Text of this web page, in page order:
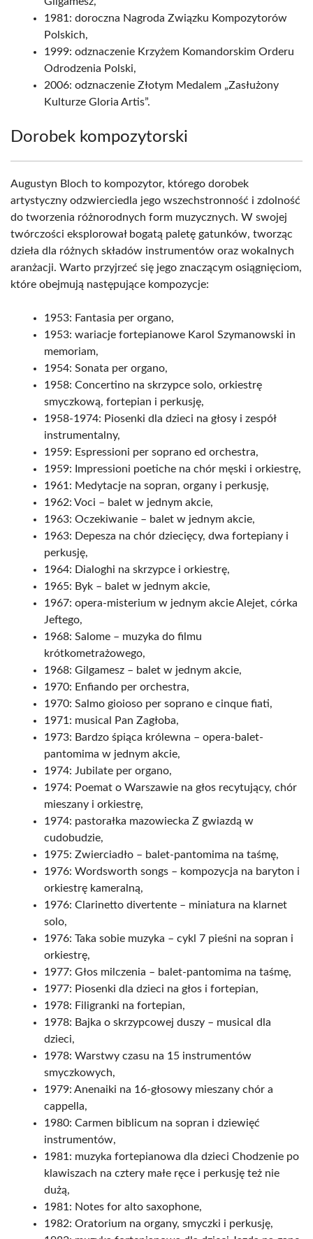
1981: doroczna Nagroda Związku Kompozytorów
Polskich,
1999: odznaczenie Krzyżem Komandorskim Orderu
Odrodzenia Polski,
2006: odznaczenie Złotym Medalem „Zasłużony
Kulturze Gloria Artis”.
Dorobek kompozytorski
Augustyn Bloch to kompozytor, którego dorobek
artystyczny odzwierciedla jego wszechstronność i zdolność
do tworzenia różnorodnych form muzycznych. W swojej
twórczości eksplorował bogatą paletę gatunków, tworząc
dzieła dla różnych składów instrumentów oraz wokalnych
aranżacji. Warto przyjrzeć się jego znaczącym osiągnięciom,
które obejmują następujące kompozycje:
1953: Fantasia per organo,
1953: wariacje fortepianowe Karol Szymanowski in
memoriam,
1954: Sonata per organo,
1958: Concertino na skrzypce solo, orkiestrę
smyczkową, fortepian i perkusję,
1958-1974: Piosenki dla dzieci na głosy i zespół
instrumentalny,
1959: Espressioni per soprano ed orchestra,
1959: Impressioni poetiche na chór męski i orkiestrę,
1961: Medytacje na sopran, organy i perkusję,
1962: Voci – balet w jednym akcie,
1963: Oczekiwanie – balet w jednym akcie,
1963: Depesza na chór dziecięcy, dwa fortepiany i
perkusję,
1964: Dialoghi na skrzypce i orkiestrę,
1965: Byk – balet w jednym akcie,
1967: opera-misterium w jednym akcie Alejet, córka
Jeftego,
1968: Salome – muzyka do filmu
krótkometrażowego,
1968: Gilgamesz – balet w jednym akcie,
1970: Enfiando per orchestra,
1970: Salmo gioioso per soprano e cinque fiati,
1971: musical Pan Zagłoba,
1973: Bardzo śpiąca królewna – opera-balet-
pantomima w jednym akcie,
1974: Jubilate per organo,
1974: Poemat o Warszawie na głos recytujący, chór
mieszany i orkiestrę,
1974: pastorałka mazowiecka Z gwiazdą w
cudobudzie,
1975: Zwierciadło – balet-pantomima na taśmę,
1976: Wordsworth songs – kompozycja na baryton i
orkiestrę kameralną,
1976: Clarinetto divertente – miniatura na klarnet
solo,
1976: Taka sobie muzyka – cykl 7 pieśni na sopran i
orkiestrę,
1977: Głos milczenia – balet-pantomima na taśmę,
1977: Piosenki dla dzieci na głos i fortepian,
1978: Filigranki na fortepian,
1978: Bajka o skrzypcowej duszy – musical dla
dzieci,
1978: Warstwy czasu na 15 instrumentów
smyczkowych,
1979: Anenaiki na 16-głosowy mieszany chór a
cappella,
1980: Carmen biblicum na sopran i dziewięć
instrumentów,
1981: muzyka fortepianowa dla dzieci Chodzenie po
klawiszach na cztery małe ręce i perkusję też nie
dużą,
1981: Notes for alto saxophone,
1982: Oratorium na organy, smyczki i perkusję,